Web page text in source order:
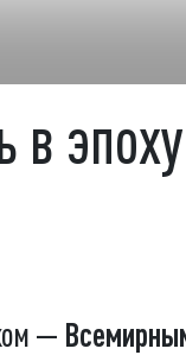
в
—